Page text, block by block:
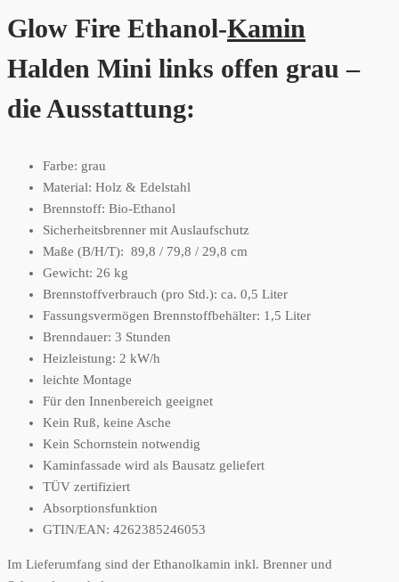
Glow Fire Ethanol-Kamin
Halden Mini links offen grau –
die Ausstattung:
Farbe: grau
Material: Holz & Edelstahl
Brennstoff: Bio-Ethanol
Sicherheitsbrenner mit Auslaufschutz
Maße (B/H/T): 89,8 / 79,8 / 29,8 cm
Gewicht: 26 kg
Brennstoffverbrauch (pro Std.): ca. 0,5 Liter
Fassungsvermögen Brennstoffbehälter: 1,5 Liter
Brenndauer: 3 Stunden
Heizleistung: 2 kW/h
leichte Montage
Für den Innenbereich geeignet
Kein Ruß, keine Asche
Kein Schornstein notwendig
Kaminfassade wird als Bausatz geliefert
TÜV zertifiziert
Absorptionsfunktion
GTIN/EAN: 4262385246053
Im Lieferumfang sind der Ethanolkamin inkl. Brenner und